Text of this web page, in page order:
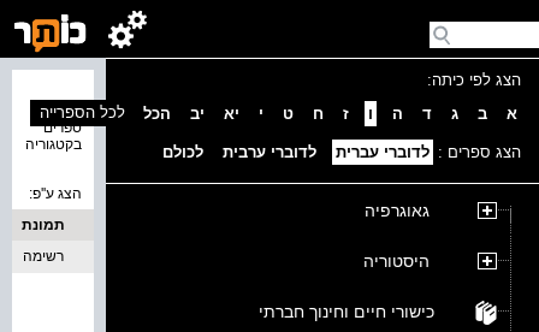
הצג לפי כיתה:
א
ב ג ד ה ו ז ח ט י יא יב הכל
הצג ספרים : לדוברי עברית לדוברי ערבית לכולם
גאוגרפיה
היסטוריה
כישורי חיים וחינוך חברתי
ספרים
בקטגוריה
לכל הספרייה
הצג ע''פ:
תמונת
כריכה
רשימה